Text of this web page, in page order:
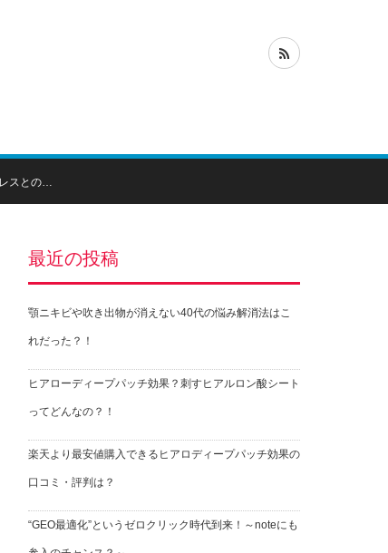
スとの…
最近の投稿
顎ニキビや吹き出物が消えない40代の悩み解消法はこ
れだった？！
ヒアローディープパッチ効果？刺すヒアルロン酸シート
ってどんなの？！
楽天より最安値購入できるヒアロディープパッチ効果の
口コミ・評判は？
“GEO最適化”というゼロクリック時代到来！～noteにも